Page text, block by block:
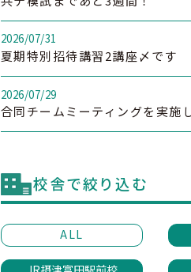
2026/07/31
夏期特別招待講習2講座〆です
2026/07/29
合同チームミーティングを実施
校舎で絞り込む
ALL